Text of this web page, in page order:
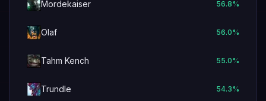
Mordekaiser 56.8%
Olaf 56.0%
Tahm Kench 55.0%
Trundle 54.3%